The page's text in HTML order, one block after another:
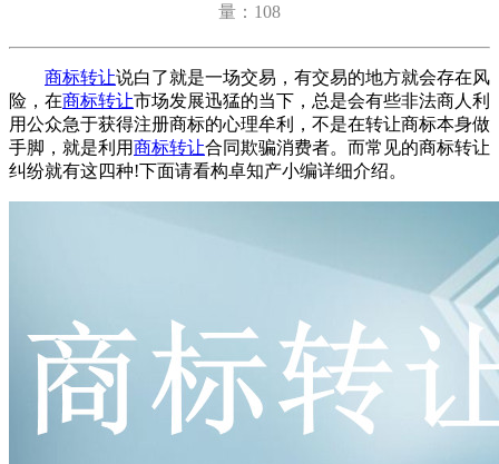
量：108
商标转让说白了就是一场交易，有交易的地方就会存在风
险，在商标转让市场发展迅猛的当下，总是会有些非法商人利
用公众急于获得注册商标的心理牟利，不是在转让商标本身做
手脚，就是利用商标转让合同欺骗消费者。而常见的商标转让
纠纷就有这四种!下面请看构卓知产小编详细介绍。